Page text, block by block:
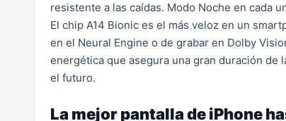
resistente a las caídas. Modo Noche en cada
El chip A14 Bionic es el más veloz en un
en el Neural Engine o de grabar en Dolby
energética que asegura una gran duración de
el futuro.
La mejor pantalla de iPhone